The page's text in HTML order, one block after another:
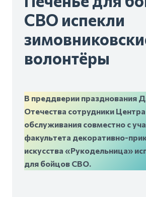
СВО испекли
волонтёры
В преддверии празднования
Отечества сотрудники
обслуживания совместно с
факультета декоративно-
искусства «Рукодельница»
для бойцов СВО.